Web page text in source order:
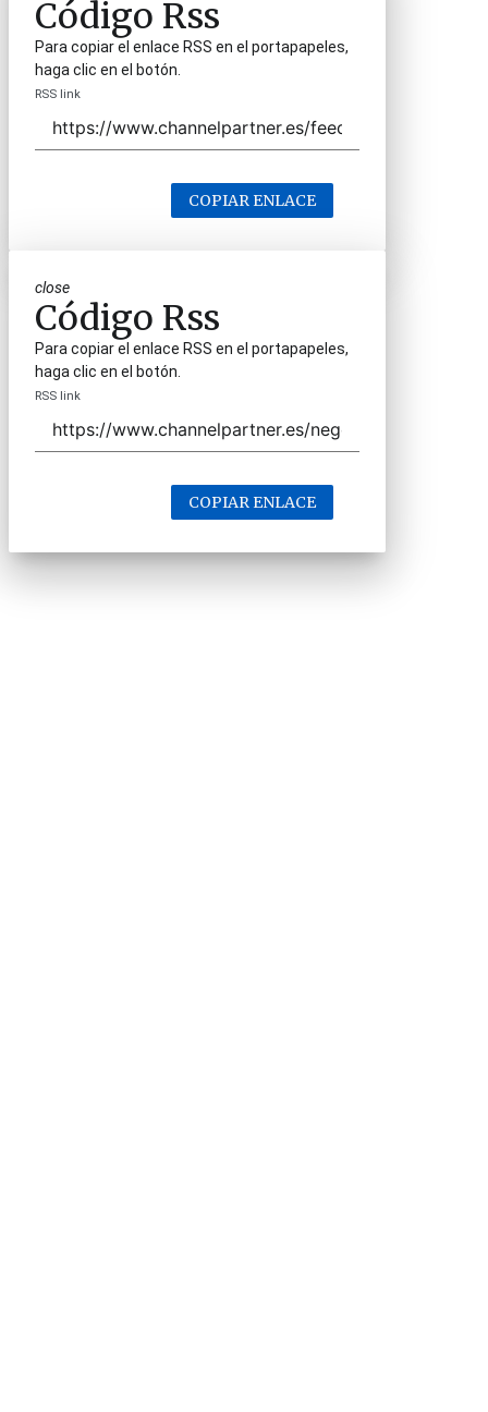
Código Rss
Para copiar el enlace RSS en el portapapeles,
haga clic en el botón.
RSS link
COPIAR ENLACE
close
Código Rss
Para copiar el enlace RSS en el portapapeles,
haga clic en el botón.
RSS link
COPIAR ENLACE